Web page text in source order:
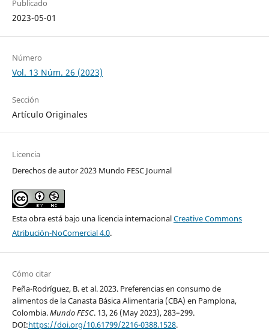
Publicado
2023-05-01
Número
Vol. 13 Núm. 26 (2023)
Sección
Artículo Originales
Licencia
Derechos de autor 2023 Mundo FESC Journal
Esta obra está bajo una licencia internacionalCreative Commons
Atribución-NoComercial 4.0.
Cómo citar
Peña-Rodríguez, B. et al. 2023. Preferencias en consumo de
alimentos de la Canasta Básica Alimentaria (CBA) en Pamplona,
Colombia.Mundo FESC. 13, 26 (May 2023), 283–299.
DOI:https://doi.org/10.61799/2216-0388.1528.